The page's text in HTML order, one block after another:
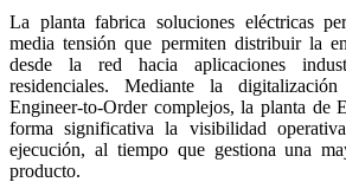
La planta fabrica soluciones eléctricas
media tensión que permiten distribuir la
desde la red hacia aplicaciones
residenciales. Mediante la
Engineer-to-Order complejos, la planta de
forma significativa la visibilidad
ejecución, al tiempo que gestiona una
producto.